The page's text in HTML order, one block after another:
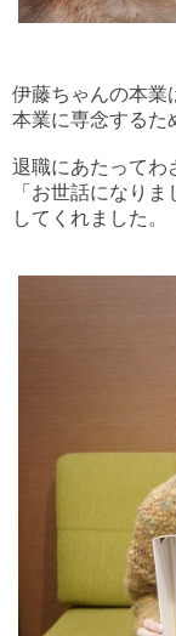
伊藤ちゃんの本業
本業に専念するた
退職にあたってわ
「お世話になり
してくれました。